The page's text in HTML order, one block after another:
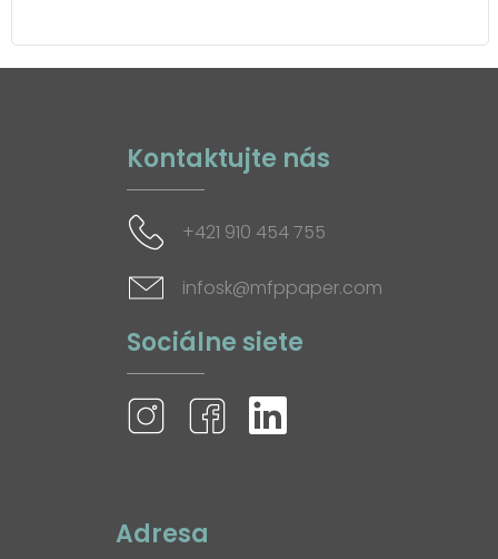
Kontaktujte nás
+421 910 454 755
infosk@mfppaper.com
Sociálne siete
Adresa